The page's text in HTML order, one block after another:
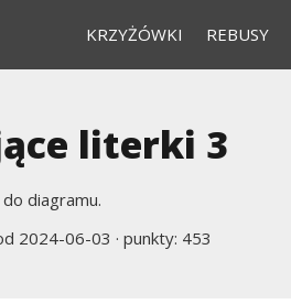
KRZYŻÓWKI REBUSY
literki 3
diagramu.
2024-06-03 · punkty: 453